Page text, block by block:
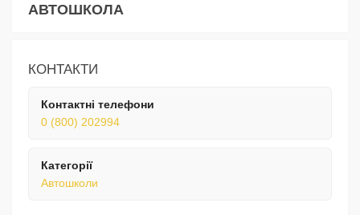
АВТОШКОЛА
КОНТАКТИ
Контактні телефони
0 (800) 202994
Категорії
Автошколи